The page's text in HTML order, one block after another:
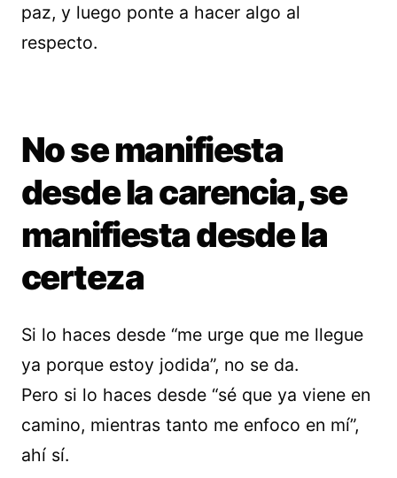
paz, y luego ponte a hacer algo al
respecto.
No se manifiesta
desde la carencia, se
manifiesta desde la
certeza
Si lo haces desde “me urge que me llegue
ya porque estoy jodida”, no se da.
Pero si lo haces desde “sé que ya viene en
camino, mientras tanto me enfoco en mí”,
ahí sí.